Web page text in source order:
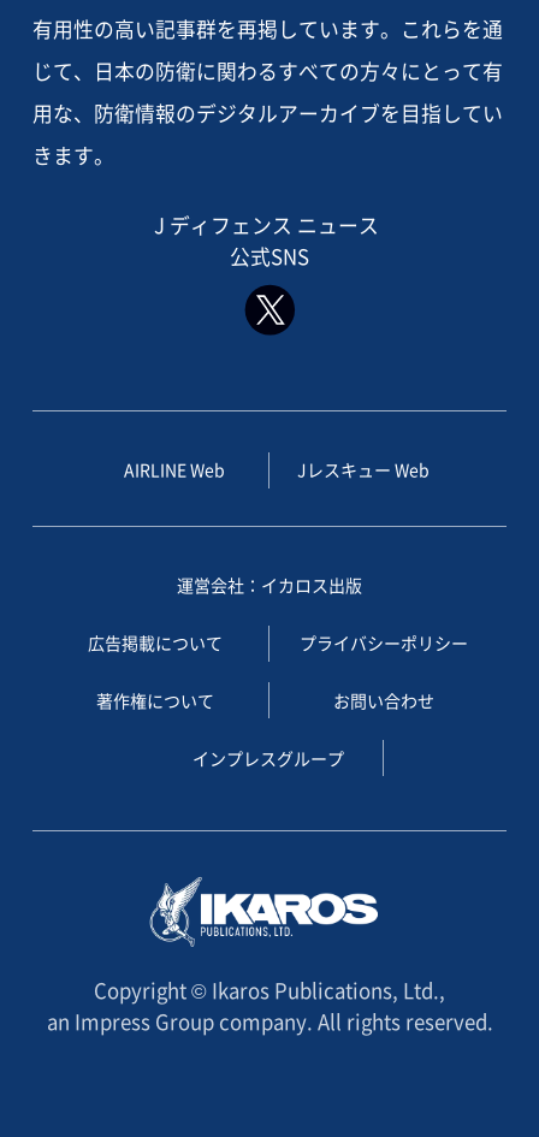
有用性の高い記事群を再掲しています。これらを通
じて、日本の防衛に関わるすべての方々にとって有
用な、防衛情報のデジタルアーカイブを目指してい
きます。
J ディフェンス ニュース
公式SNS
AIRLINE Web Jレスキュー Web
運営会社：イカロス出版
広告掲載について プライバシーポリシー
著作権について お問い合わせ
インプレスグループ
Copyright © Ikaros Publications, Ltd.,
an Impress Group company. All rights reserved.